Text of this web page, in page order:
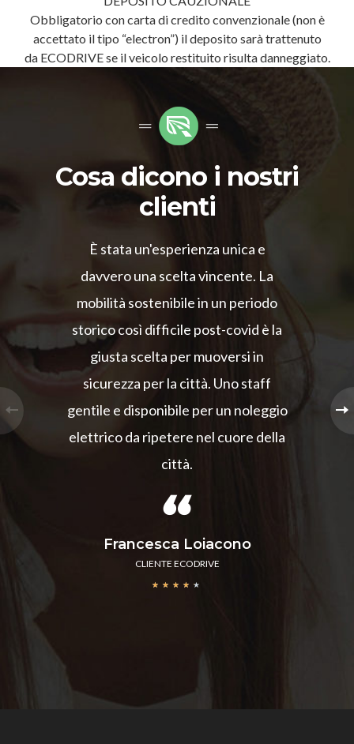
Obbligatorio con carta di credito convenzionale (non è
accettato il tipo “electron”) il deposito sarà trattenuto
da ECODRIVE se il veicolo restituito risulta danneggiato.
Cosa dicono i nostri
clienti
È stata un'esperienza unica e
davvero una scelta vincente. La
mobilità sostenibile in un periodo
storico così difficile post-covid è la
giusta scelta per muoversi in
sicurezza per la città. Uno staff
gentile e disponibile per un noleggio
elettrico da ripetere nel cuore della
città.
Francesca Loiacono
CLIENTE ECODRIVE
★ ★ ★ ★ ★